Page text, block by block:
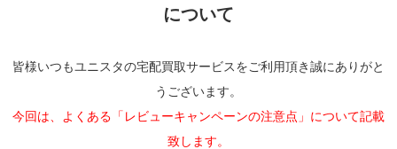
について
皆様いつもユニスタの宅配買取サービスをご利用頂き誠にありがと
うございます。
今回は、よくある「レビューキャンペーンの注意点」について記載
致します。